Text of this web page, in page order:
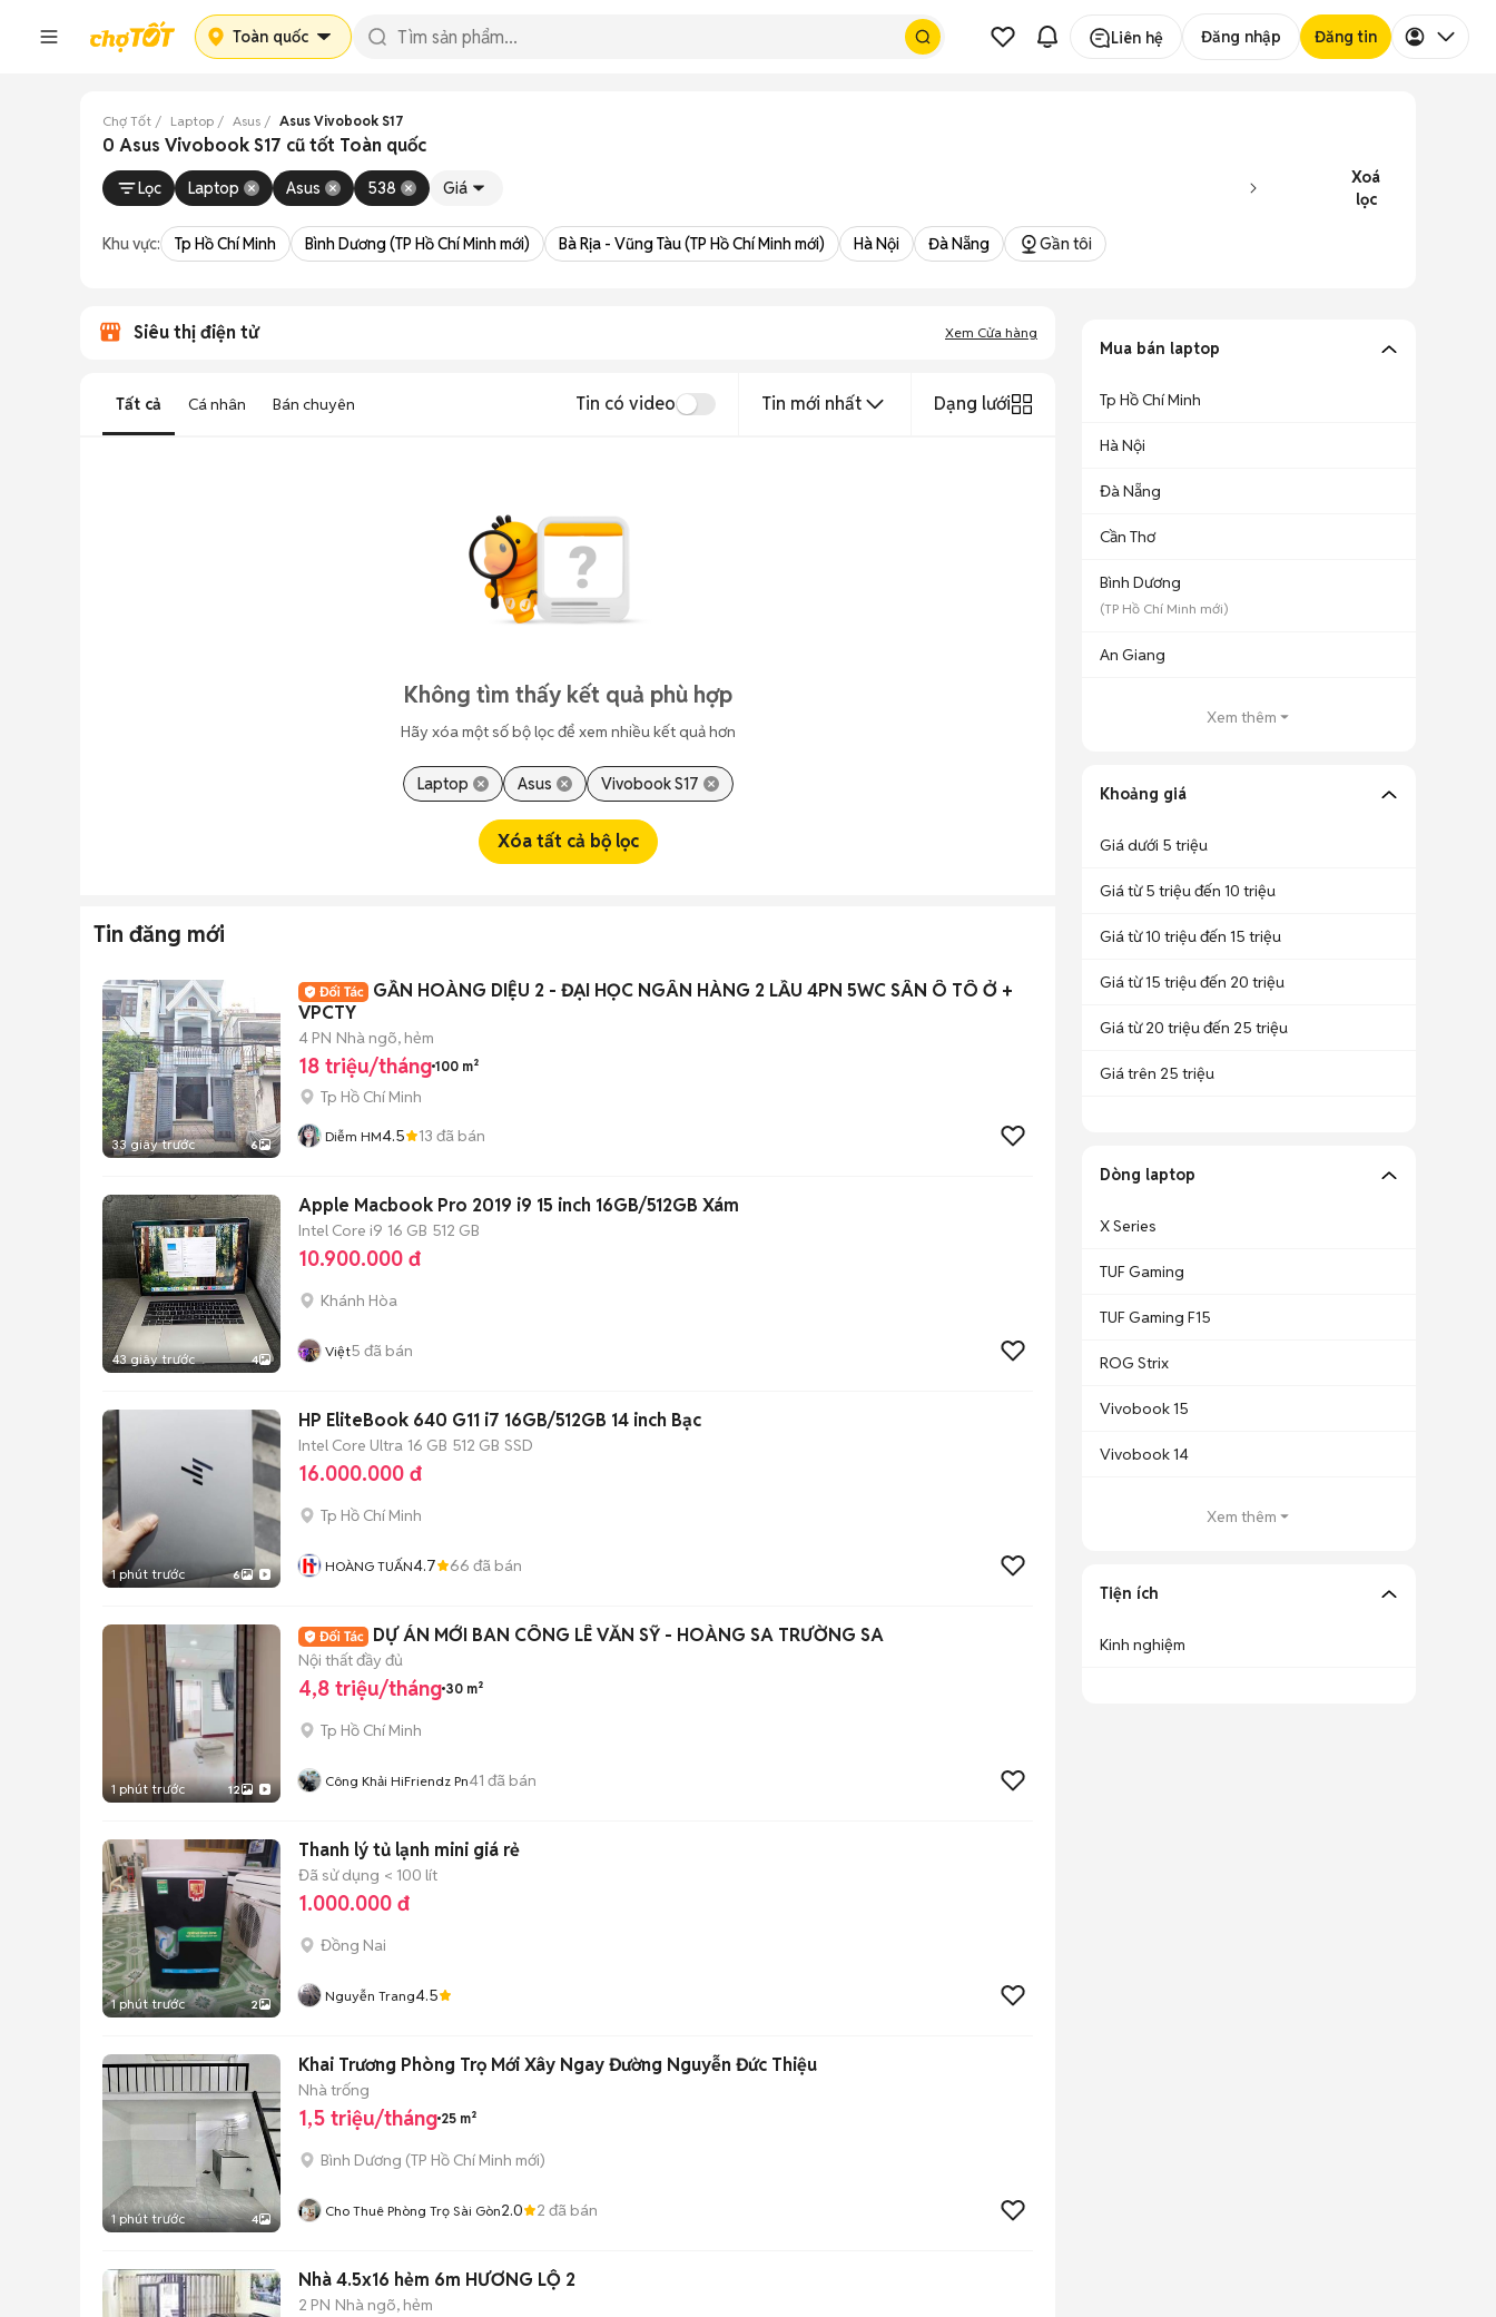
Toàn quốc Liên hệ Đăng nhập Đăng tin
Chợ Tốt Laptop Asus Asus Vivobook S17
0 Asus Vivobook S17 cũ tốt Toàn quốc
Lọc Laptop Asus 538 Giá
Xoá
lọc
Khu vực: Tp Hồ Chí Minh Bình Dương (TP Hồ Chí Minh mới) Bà Rịa - Vũng Tàu (TP Hồ Chí Minh mới) Hà Nội Đà Nẵng Gần tôi
Siêu thị điện tử Xem Cửa hàng
Tất cả Cá nhân Bán chuyên Tin có video Tin mới nhất Dạng lưới
Không tìm thấy kết quả phù hợp
Hãy xóa một số bộ lọc để xem nhiều kết quả hơn
Laptop Asus Vivobook S17
Xóa tất cả bộ lọc
Tin đăng mới
33 giây trước 6
GẦN HOÀNG DIỆU 2 - ĐẠI HỌC NGÂN HÀNG 2 LẦU 4PN 5WC SÂN Ô TÔ Ở +
VPCTY
4 PN Nhà ngõ, hẻm
18 triệu/tháng 100 m²
Tp Hồ Chí Minh
Diễm HM4.5 13 đã bán
43 giây trước 4
Apple Macbook Pro 2019 i9 15 inch 16GB/512GB Xám
Intel Core i9 16 GB 512 GB
10.900.000 đ
Khánh Hòa
Việt5 đã bán
1 phút trước 6
HP EliteBook 640 G11 i7 16GB/512GB 14 inch Bạc
Intel Core Ultra 16 GB 512 GB SSD
16.000.000 đ
Tp Hồ Chí Minh
HOÀNG TUẤN4.7 66 đã bán
1 phút trước 12
DỰ ÁN MỚI BAN CÔNG LÊ VĂN SỸ - HOÀNG SA TRƯỜNG SA
Nội thất đầy đủ
4,8 triệu/tháng 30 m²
Tp Hồ Chí Minh
Công Khải HiFriendz Pn41 đã bán
1 phút trước 2
Thanh lý tủ lạnh mini giá rẻ
Đã sử dụng < 100 lít
1.000.000 đ
Đồng Nai
Nguyễn Trang4.5
1 phút trước 4
Khai Trương Phòng Trọ Mới Xây Ngay Đường Nguyễn Đức Thiệu
Nhà trống
1,5 triệu/tháng 25 m²
Bình Dương (TP Hồ Chí Minh mới)
Cho Thuê Phòng Trọ Sài Gòn2.0 2 đã bán
Nhà 4.5x16 hẻm 6m HƯƠNG LỘ 2
2 PN Nhà ngõ, hẻm
Mua bán laptop
Tp Hồ Chí Minh
Hà Nội
Đà Nẵng
Cần Thơ
Bình Dương
(TP Hồ Chí Minh mới)
An Giang
Xem thêm
Khoảng giá
Giá dưới 5 triệu
Giá từ 5 triệu đến 10 triệu
Giá từ 10 triệu đến 15 triệu
Giá từ 15 triệu đến 20 triệu
Giá từ 20 triệu đến 25 triệu
Giá trên 25 triệu
Dòng laptop
X Series
TUF Gaming
TUF Gaming F15
ROG Strix
Vivobook 15
Vivobook 14
Xem thêm
Tiện ích
Kinh nghiệm